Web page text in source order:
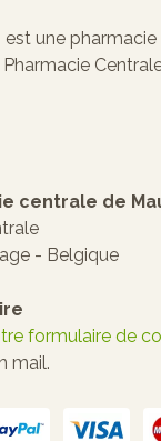
une pharmacie
centrale de
- Belgique
formulaire de
mail.